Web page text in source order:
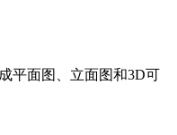
平面图、立面图和3D可